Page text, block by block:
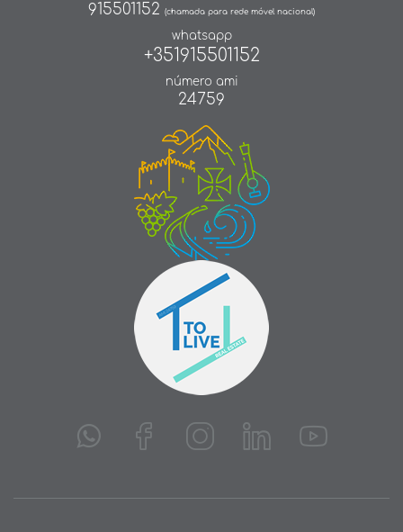
915501152 (chamada para rede móvel nacional)
whatsapp
+351915501152
número ami
24759